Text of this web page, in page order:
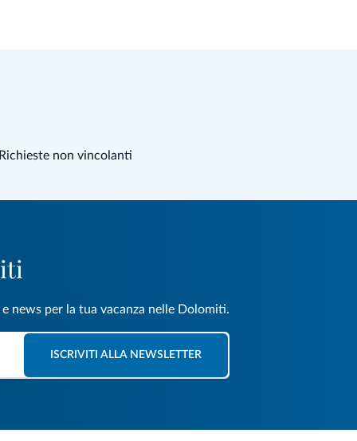
Richieste non vincolanti
news per la tua vacanza nelle Dolomiti.
ISCRIVITI ALLA NEWSLETTER